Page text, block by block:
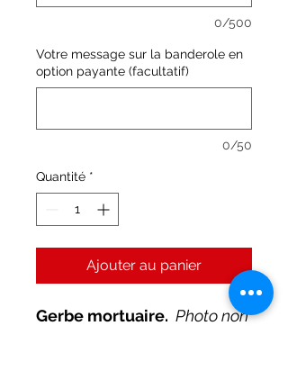
0/500
Votre message sur la banderole en
option payante (facultatif)
0/50
Quantité *
Ajouter au panier
Gerbe mortuaire. Photo non